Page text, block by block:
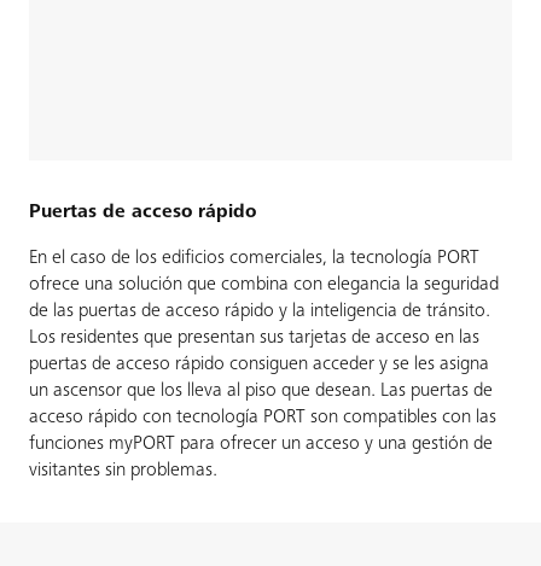
Puertas de acceso rápido
En el caso de los edificios comerciales, la tecnología PORT
ofrece una solución que combina con elegancia la seguridad
de las puertas de acceso rápido y la inteligencia de tránsito.
Los residentes que presentan sus tarjetas de acceso en las
puertas de acceso rápido consiguen acceder y se les asigna
un ascensor que los lleva al piso que desean. Las puertas de
acceso rápido con tecnología PORT son compatibles con las
funciones myPORT para ofrecer un acceso y una gestión de
visitantes sin problemas.